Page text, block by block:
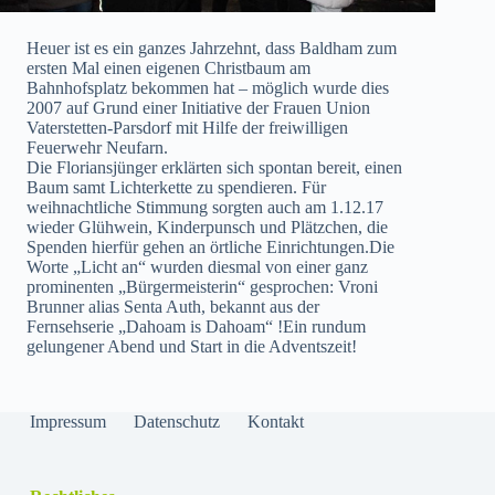
Heuer ist es ein ganzes Jahrzehnt, dass Baldham zum
ersten Mal einen eigenen Christbaum am
Bahnhofsplatz bekommen hat – möglich wurde dies
2007 auf Grund einer Initiative der Frauen Union
Vaterstetten-Parsdorf mit Hilfe der freiwilligen
Feuerwehr Neufarn.
Die Floriansjünger erklärten sich spontan bereit, einen
Baum samt Lichterkette zu spendieren. Für
weihnachtliche Stimmung sorgten auch am 1.12.17
wieder Glühwein, Kinderpunsch und Plätzchen, die
Spenden hierfür gehen an örtliche Einrichtungen.Die
Worte „Licht an“ wurden diesmal von einer ganz
prominenten „Bürgermeisterin“ gesprochen: Vroni
Brunner alias Senta Auth, bekannt aus der
Fernsehserie „Dahoam is Dahoam“ !Ein rundum
gelungener Abend und Start in die Adventszeit!
Impressum Datenschutz Kontakt